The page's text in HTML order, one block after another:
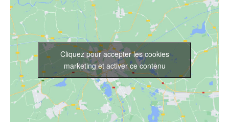
Cliquez pour accepter les cookies
marketing et activer ce contenu